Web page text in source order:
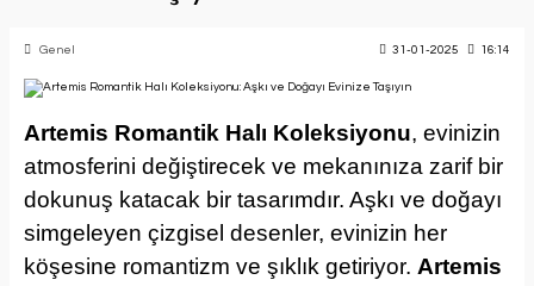
Genel 31-01-2025 16:14
Artemis Romantik Halı Koleksiyonu, evinizin
atmosferini değiştirecek ve mekanınıza zarif bir
dokunuş katacak bir tasarımdır. Aşkı ve doğayı
simgeleyen çizgisel desenler, evinizin her
köşesine romantizm ve şıklık getiriyor. Artemis